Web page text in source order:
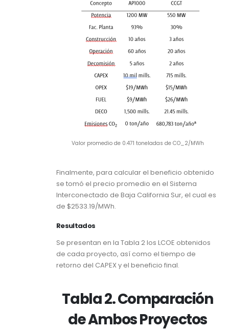
Valor promedio de 0.471 toneladas de CO_2/MWh
Finalmente, para calcular el beneficio obtenido
se tomó el precio promedio en el Sistema
Interconectado de Baja California Sur, el cual es
de $2533.19/MWh.
Resultados
Se presentan en la Tabla 2 los LCOE obtenidos
de cada proyecto, así como el tiempo de
retorno del CAPEX y el beneficio final.
Tabla 2. Comparación
de Ambos Proyectos